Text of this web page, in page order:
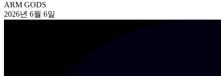
ARM GODS
2026년 6월 6일